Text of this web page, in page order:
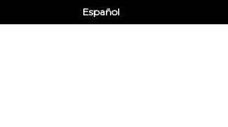
Español